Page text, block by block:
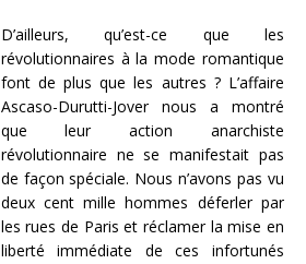
D’ailleurs, qu’est-ce que les
révolutionnaires à la mode romantique
font de plus que les autres ? L’affaire
Ascaso-Durutti-Jover nous a montré
que leur action anarchiste
révolutionnaire ne se manifestait pas
de façon spéciale. Nous n’avons pas vu
deux cent mille hommes déferler par
les rues de Paris et réclamer la mise en
liberté immédiate de ces infortunés